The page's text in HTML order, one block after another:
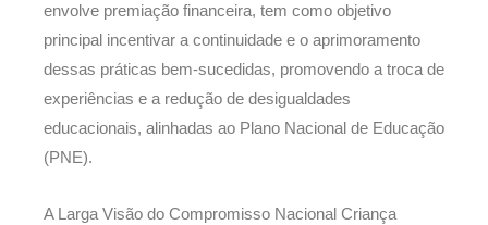
envolve premiação financeira, tem como objetivo
principal incentivar a continuidade e o aprimoramento
dessas práticas bem-sucedidas, promovendo a troca de
experiências e a redução de desigualdades
educacionais, alinhadas ao Plano Nacional de Educação
(PNE).
A Larga Visão do Compromisso Nacional Criança